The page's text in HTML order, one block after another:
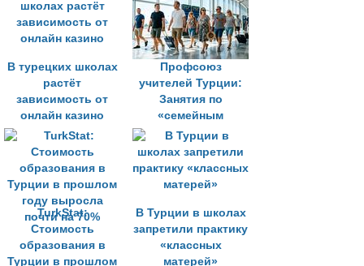
для студентов
В турецких школах
растёт
зависимость от
онлайн казино
Профсоюз
учителей Турции:
Занятия по
«семейным
ценностям»
препятствуют
многообразию
TurkStat:
Стоимость
образования в
Турции в прошлом
В Турции в школах
запретили практику
«классных
матерей»